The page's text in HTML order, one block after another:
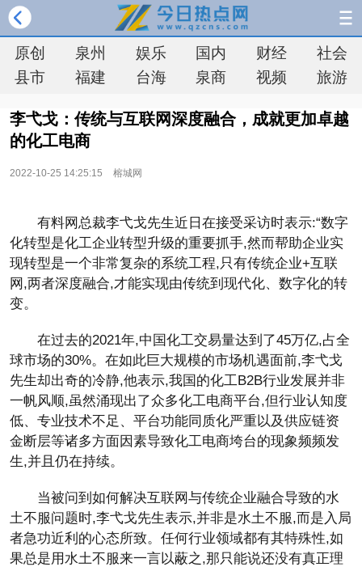
原创 泉州 娱乐 国内 财经
社会
县市
福建 台海 泉商 视频 旅游
李弋戈：传统与互联网深度融合，成就更加卓越
的化工电商
2022-10-25 14:25:15 榕城网
有料网总裁李弋戈先生近日在接受采访时表示:“数字
化转型是化工企业转型升级的重要抓手,然而帮助企业实
现转型是一个非常复杂的系统工程,只有传统企业+互联
网,两者深度融合,才能实现由传统到现代化、数字化的转
变。
在过去的2021年,中国化工交易量达到了45万亿,占全
球市场的30%。在如此巨大规模的市场机遇面前,李弋戈
先生却出奇的冷静,他表示,我国的化工B2B行业发展并非
一帆风顺,虽然涌现出了众多化工电商平台,但行业认知度
低、专业技术不足、平台功能同质化严重以及供应链资
金断层等诸多方面因素导致化工电商垮台的现象频频发
生,并且仍在持续。
当被问到如何解决互联网与传统企业融合导致的水
土不服问题时,李弋戈先生表示,并非是水土不服,而是入局
者急功近利的心态所致。任何行业领域都有其特殊性,如
果总是用水土不服来一言以蔽之,那只能说还没有真正理